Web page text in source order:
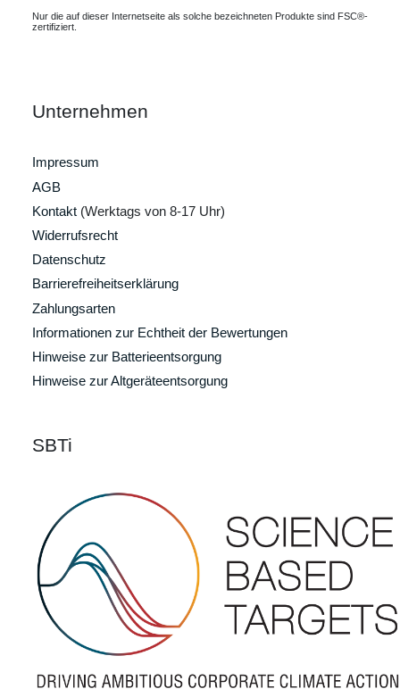
Nur die auf dieser Internetseite als solche bezeichneten Produkte sind FSC®-
zertifiziert.
Unternehmen
Impressum
AGB
Kontakt (Werktags von 8-17 Uhr)
Widerrufsrecht
Datenschutz
Barrierefreiheitserklärung
Zahlungsarten
Informationen zur Echtheit der Bewertungen
Hinweise zur Batterieentsorgung
Hinweise zur Altgeräteentsorgung
SBTi